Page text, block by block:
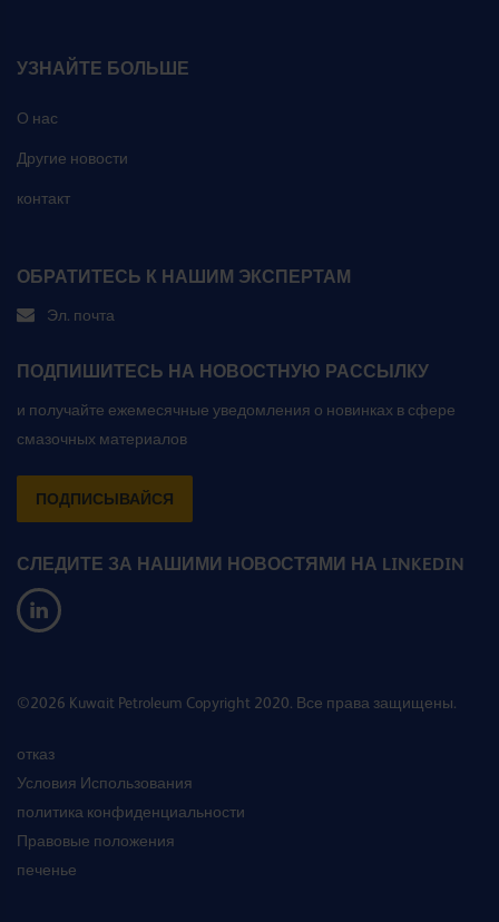
УЗНАЙТЕ БОЛЬШЕ
О нас
Другие новости
контакт
ОБРАТИТЕСЬ К НАШИМ ЭКСПЕРТАМ
Эл. почта
ПОДПИШИТЕСЬ НА НОВОСТНУЮ РАССЫЛКУ
и получайте ежемесячные уведомления о новинках в сфере
смазочных материалов
ПОДПИСЫВАЙСЯ
СЛЕДИТЕ ЗА НАШИМИ НОВОСТЯМИ НА LINKEDIN
©2026 Kuwait Petroleum Copyright 2020. Все права защищены.
отказ
Условия Использования
политика конфиденциальности
Правовые положения
печенье